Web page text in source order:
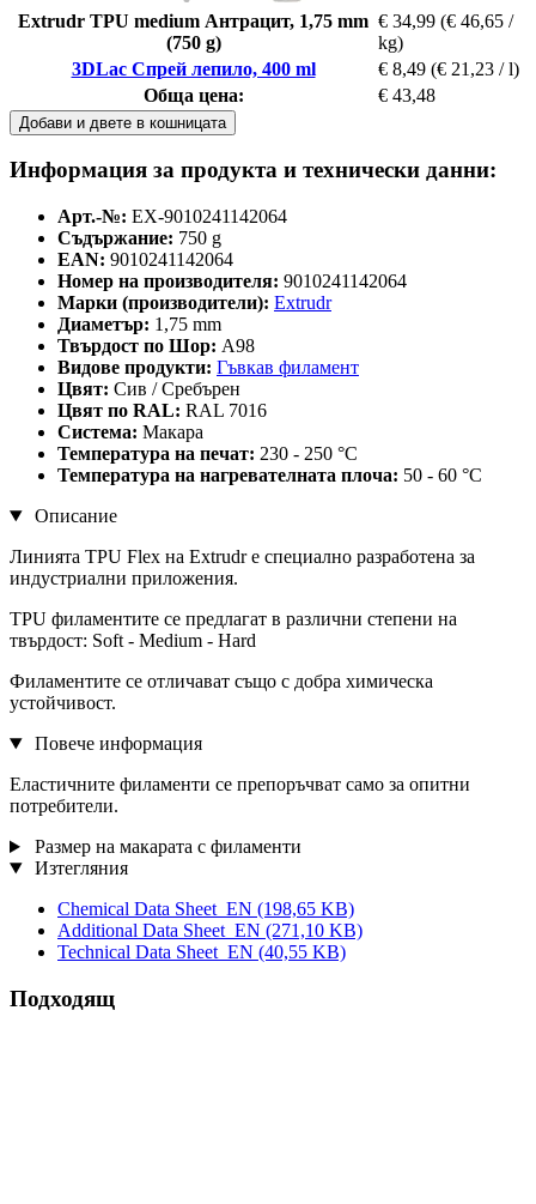
Extrudr TPU medium Антрацит, 1,75 mm
(750 g)
€ 34,99 (€ 46,65 /
kg)
3DLac Спрей лепило, 400 ml
€ 8,49 (€ 21,23 / l)
Обща цена:
€ 43,48
Добави и двете в кошницата
Информация за продукта и технически данни:
Арт.-№: EX-9010241142064
Съдържание: 750 g
EAN: 9010241142064
Номер на производителя: 9010241142064
Марки (производители): Extrudr
Диаметър: 1,75 mm
Твърдост по Шор: A98
Видове продукти: Гъвкав филамент
Цвят: Сив / Сребърен
Цвят по RAL: RAL 7016
Система: Макара
Температура на печат: 230 - 250 °C
Температура на нагревателната плоча: 50 - 60 °C
Описание
Линията TPU Flex на Extrudr е специално разработена за
индустриални приложения.
TPU филаментите се предлагат в различни степени на
твърдост: Soft - Medium - Hard
Филаментите се отличават също с добра химическа
устойчивост.
Повече информация
Еластичните филаменти се препоръчват само за опитни
потребители.
Размер на макарата с филаменти
Изтегляния
Chemical Data Sheet_EN (198,65 KB)
Additional Data Sheet_EN (271,10 KB)
Technical Data Sheet_EN (40,55 KB)
Подходящ